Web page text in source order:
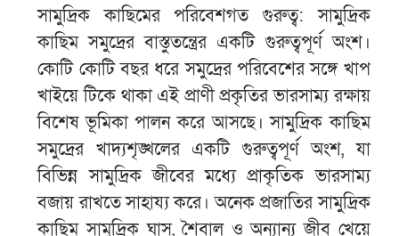
সামুদ্রিক কাছিমের পরিবেশগত গুরুত্ব: সামুদ্রিক
কাছিম সমুদ্রের বাস্তুতন্ত্রের একটি গুরুত্বপূর্ণ অংশ।
কোটি কোটি বছর ধরে সমুদ্রের পরিবেশের সঙ্গে খাপ
খাইয়ে টিকে থাকা এই প্রাণী প্রকৃতির ভারসাম্য রক্ষায়
বিশেষ ভূমিকা পালন করে আসছে। সামুদ্রিক কাছিম
সমুদ্রের খাদ্যশৃঙ্খলের একটি গুরুত্বপূর্ণ অংশ, যা
বিভিন্ন সামুদ্রিক জীবের মধ্যে প্রাকৃতিক ভারসাম্য
বজায় রাখতে সাহায্য করে। অনেক প্রজাতির সামুদ্রিক
কাছিম সামুদ্রিক ঘাস, শৈবাল ও অন্যান্য জীব খেয়ে